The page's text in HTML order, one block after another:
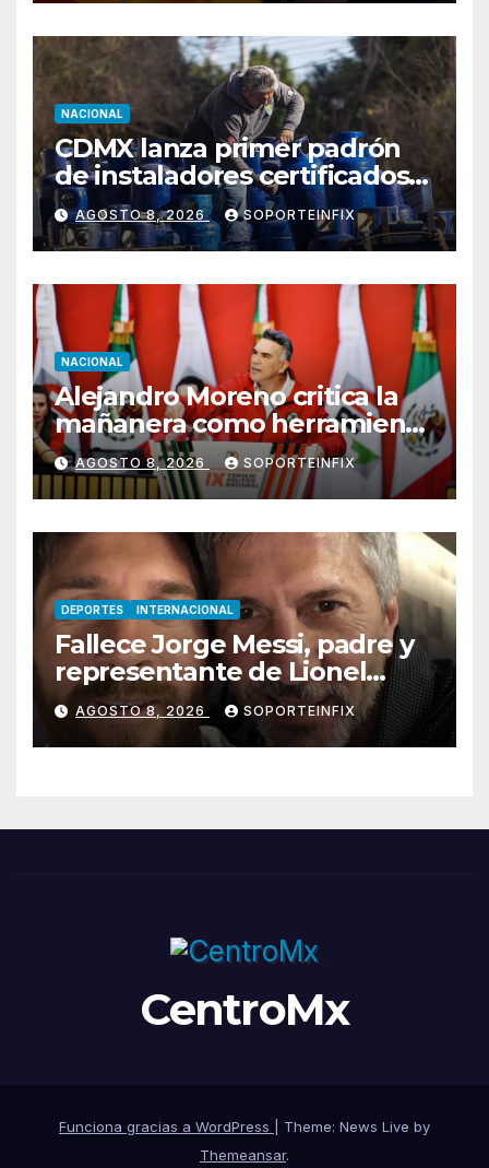
NACIONAL
CDMX lanza primer padrón
de instaladores certificados
de gas y electricidad tras
explosión en Cuernavaca
AGOSTO 8, 2026 SOPORTEINFIX
NACIONAL
Alejandro Moreno critica la
mañanera como herramienta
de control y señala
incongruencia en regulación
del derecho de réplica
AGOSTO 8, 2026 SOPORTEINFIX
DEPORTES INTERNACIONAL
Fallece Jorge Messi, padre y
representante de Lionel
Messi, en Rosario
AGOSTO 8, 2026 SOPORTEINFIX
CentroMx
Funciona gracias a WordPress
Theme: News Live by
Themeansar.